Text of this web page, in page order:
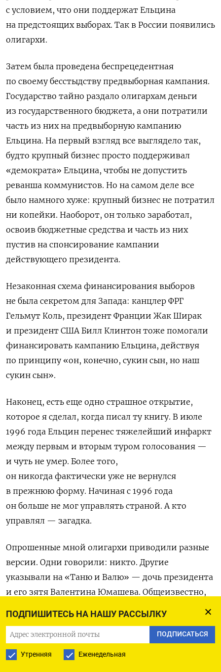
ПОДПИШИТЕСЬ НА НАШУ РАССЫЛКУ
ПОДПИСАТЬСЯ
Утренняя Еженедельная
с условием, что они поддержат Ельцина
на предстоящих выборах. Так в России появились
олигархи.
Затем была проведена беспрецедентная
по своему бесстыдству предвыборная кампания.
Государство тайно раздало олигархам деньги
из государственного бюджета, а они потратили
часть из них на предвыборную кампанию
Ельцина. На первый взгляд все выглядело так,
будто крупный бизнес просто поддерживал
«демократа» Ельцина, чтобы не допустить
реванша коммунистов. Но на самом деле все
было намного хуже: крупный бизнес не потратил
ни копейки. Наоборот, он только заработал,
освоив бюджетные средства и часть из них
пустив на спонсирование кампании
действующего президента.
Незаконная схема финансирования выборов
не была секретом для Запада: канцлер ФРГ
Гельмут Коль, президент Франции Жак Ширак
и президент США Билл Клинтон тоже помогали
финансировать кампанию Ельцина, действуя
по принципу «он, конечно, сукин сын, но наш
сукин сын».
Наконец, есть еще одно страшное открытие,
которое я сделал, когда писал ту книгу. В июле
1996 года Ельцин перенес тяжелейший инфаркт
между первым и вторым туром голосования —
и чуть не умер. Более того,
он никогда фактически уже не вернулся
в прежнюю форму. Начиная с 1996 года
он больше не мог управлять страной. А кто
управлял — загадка.
Опрошенные мной олигархи приводили разные
версии. Одни говорили: никто. Другие
указывали на «Таню и Валю» — дочь президента
и его зятя Валентина Юмашева. Общеизвестно,
что именно семья президента Ельцина выбрала
Путина в качестве его преемника. Более того,
Валентин Юмашев до 2022 года
оставался советником президента России.